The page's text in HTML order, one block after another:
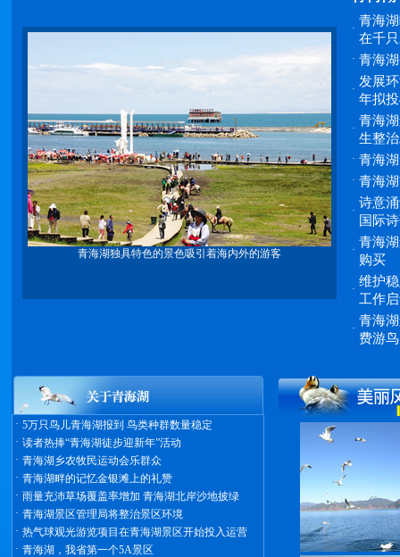
青海湖独具特色的景色吸引着海内外的游客
·
青海
在千
· 青海
·
发展
年拟
·
青海
生整
· 青海
· 青海
·
诗意
国际
·
青海
购买
·
维护
工作
·
青海
费游
· 5万只鸟儿青海湖报到 鸟类种群数量稳定
· 读者热捧“青海湖徒步迎新年”活动
· 青海湖乡农牧民运动会乐群众
· 青海湖畔的记忆金银滩上的礼赞
· 雨量充沛草场覆盖率增加 青海湖北岸沙地披绿
· 青海湖景区管理局将整治景区环境
· 热气球观光游览项目在青海湖景区开始投入运营
· 青海湖，我省第一个5A景区